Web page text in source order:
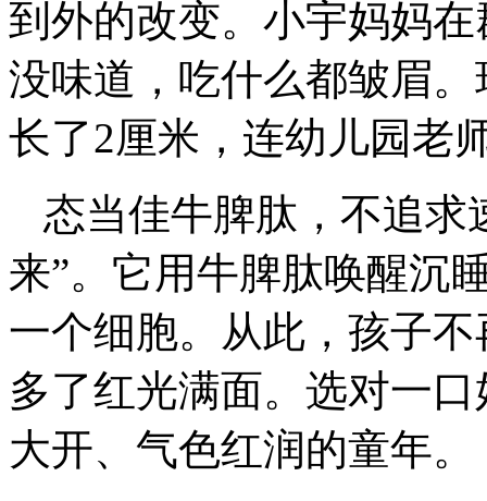
到外的改变。小宇妈妈
没味道，吃什么都皱眉
长了2厘米，连幼儿园老
态当佳牛脾肽，不追求
来”。它用牛脾肽唤醒沉
一个细胞。从此，孩子
多了红光满面。选对一
大开、气色红润的童年。